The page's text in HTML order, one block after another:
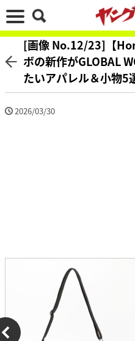
[画像 No.12/23]【
ボの新作がGLOBAL
たいアパレル＆小物5
2026/03/30